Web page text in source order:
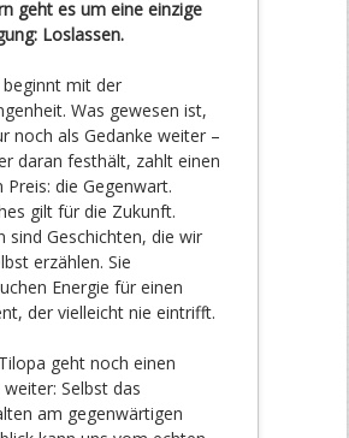
geht es um eine einzige
Loslassen.
beginnt mit der
Was gewesen ist,
noch als Gedanke weiter –
daran festhält, zahlt einen
Preis: die Gegenwart.
gilt für die Zukunft.
sind Geschichten, die wir
erzählen. Sie
Energie für einen
der vielleicht nie eintrifft.
geht noch einen
Selbst das
am gegenwärtigen